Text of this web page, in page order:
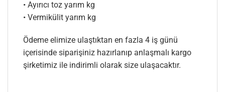
• Ayırıcı toz yarım kg
• Vermikülit yarım kg
Ödeme elimize ulaştıktan en fazla 4 iş günü
içerisinde siparişiniz hazırlanıp anlaşmalı kargo
şirketimiz ile indirimli olarak size ulaşacaktır.